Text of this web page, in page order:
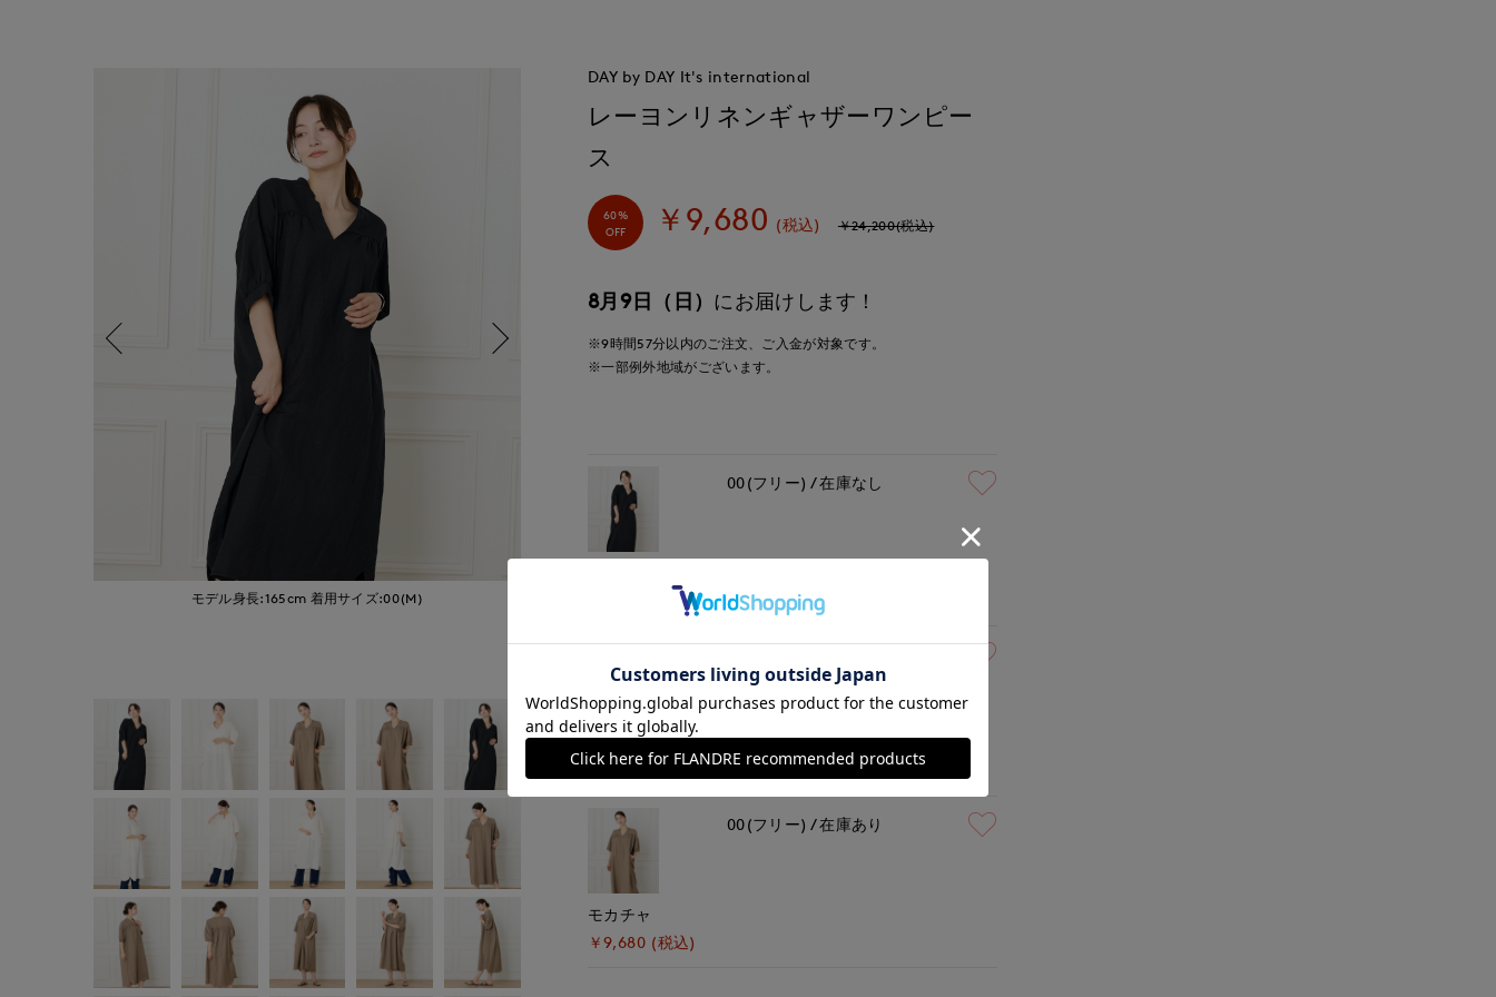
モデル身長:165cm 着用サイズ:00(M) モデル身長:165cm 着用サイズ:00(M)
DAY by DAY It's international
レーヨンリネンギャザーワンピー
ス
60%
OFF
￥9,680 (税込) ￥24,200(税込)
8月9日（日） にお届けします！
※9時間57分以内のご注文、ご入金が対象です。
※一部例外地域がございます。
￥9,680 (税込)
00(フリー) 在庫なし
アイボリー
￥9,680 (税込)
モカチャ
￥9,680 (税込)
00(フリー) 在庫あり